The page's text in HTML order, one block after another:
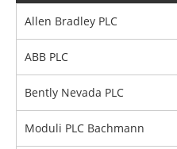
Allen Bradley PLC
ABB PLC
Bently Nevada PLC
Moduli PLC Bachmann